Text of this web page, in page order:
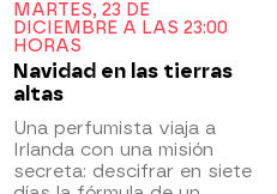
MARTES, 23 DE
DICIEMBRE A LAS 23:00
HORAS
Navidad en las tierras
altas
Una perfumista viaja a
Irlanda con una misión
secreta: descifrar en siete